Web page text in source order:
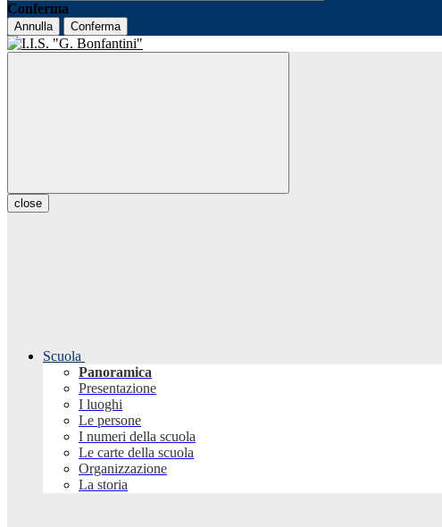
Conferma
Annulla Conferma
close
Scuola
Panoramica
Presentazione
I luoghi
Le persone
I numeri della scuola
Le carte della scuola
Organizzazione
La storia